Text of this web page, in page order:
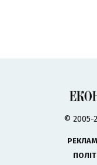
© 2005-